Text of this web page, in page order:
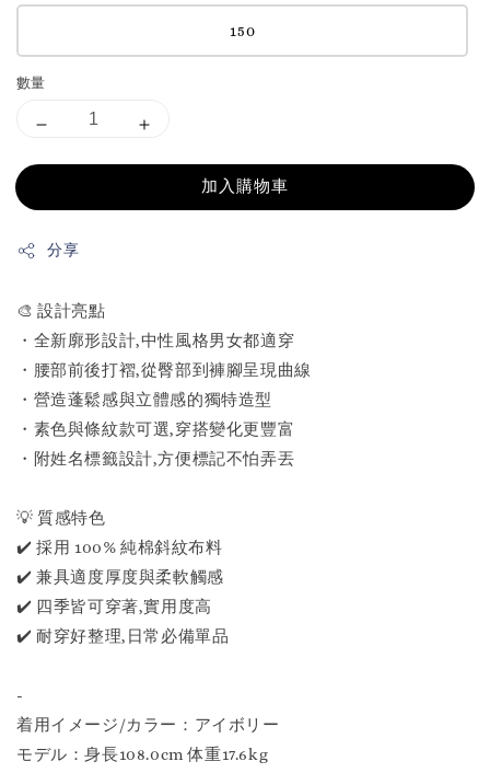
150
數量
加入購物車
分享
🎨 設計亮點
・全新廓形設計,中性風格男女都適穿
・腰部前後打褶,從臀部到褲腳呈現曲線
・營造蓬鬆感與立體感的獨特造型
・素色與條紋款可選,穿搭變化更豐富
・附姓名標籤設計,方便標記不怕弄丟
💡 質感特色
✔️ 採用 100% 純棉斜紋布料
✔️ 兼具適度厚度與柔軟觸感
✔️ 四季皆可穿著,實用度高
✔️ 耐穿好整理,日常必備單品
-
着用イメージ/カラー：アイボリー
モデル：身長108.0cm 体重17.6kg